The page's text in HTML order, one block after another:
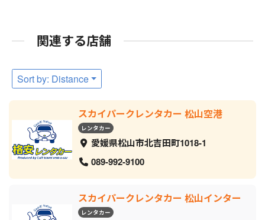
関連する店舗
Sort by: Distance
スカイパークレンタカー 松山空港
レンタカー
愛媛県松山市北吉田町1018-1
089-992-9100
スカイパークレンタカー 松山インター
レンタカー